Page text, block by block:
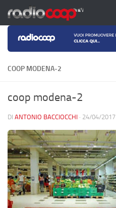
Salta al contenuto
COOP MODENA-2
coop modena-2
DI ANTONIO BACCIOCCHI · 24/04/2017